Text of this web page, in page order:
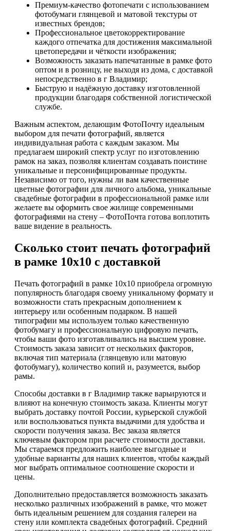
Премиум-качество фотопечати с использованием
фотобумаги глянцевой и матовой текстуры от
известных брендов;
Профессиональное цветокорректирование
каждого отпечатка для достижения максимальной
цветопередачи и чёткости изображения;
Возможность заказать напечатанные в рамке фото
оптом и в розницу, не выходя из дома, с доставкой
непосредственно в г Владимир;
Быструю и надёжную доставку изготовленной
продукции благодаря собственной логистической
службе.
Важным аспектом, делающим ФотоПочту идеальным
выбором для печати фотографий, является
индивидуальная работа с каждым заказом. Мы
предлагаем широкий спектр услуг по изготовлению
рамок на заказ, позволяя клиентам создавать поистине
уникальные и персонифицированные продукты.
Независимо от того, нужны ли вам качественные
цветные фотографии для личного альбома, уникальные
свадебные фотографии в профессиональной рамке или
желаете вы оформить свое жилище современными
фотографиями на стену – ФотоПочта готова воплотить
ваше видение в реальность.
Сколько стоит печать фотографий
в рамке 10х10 с доставкой
Печать фотографий в рамке 10х10 приобрела огромную
популярность благодаря своему уникальному формату и
возможности стать прекрасным дополнением к
интерьеру или особенным подарком. В нашей
типографии мы используем только качественную
фотобумагу и профессиональную цифровую печать,
чтобы ваши фото изготавливались на высшем уровне.
Стоимость заказа зависит от нескольких факторов,
включая тип материала (глянцевую или матовую
фотобумагу), количество копий и, разумеется, выбор
рамы.
Способы доставки в г Владимир также варьируются и
влияют на конечную стоимость заказа. Клиенты могут
выбрать доставку почтой России, курьерской службой
или воспользоваться пункта выдачими для удобства и
скорости получения заказа. Вес заказа является
ключевым фактором при расчете стоимости доставки.
Мы стараемся предложить наиболее выгодные и
удобные варианты для наших клиентов, чтобы каждый
мог выбрать оптимальное соотношение скорости и
цены.
Дополнительно предоставляется возможность заказать
несколько различных изображений в рамке, что может
быть идеальным решением для создания галереи на
стену или комплекта свадебных фотографий. Средний